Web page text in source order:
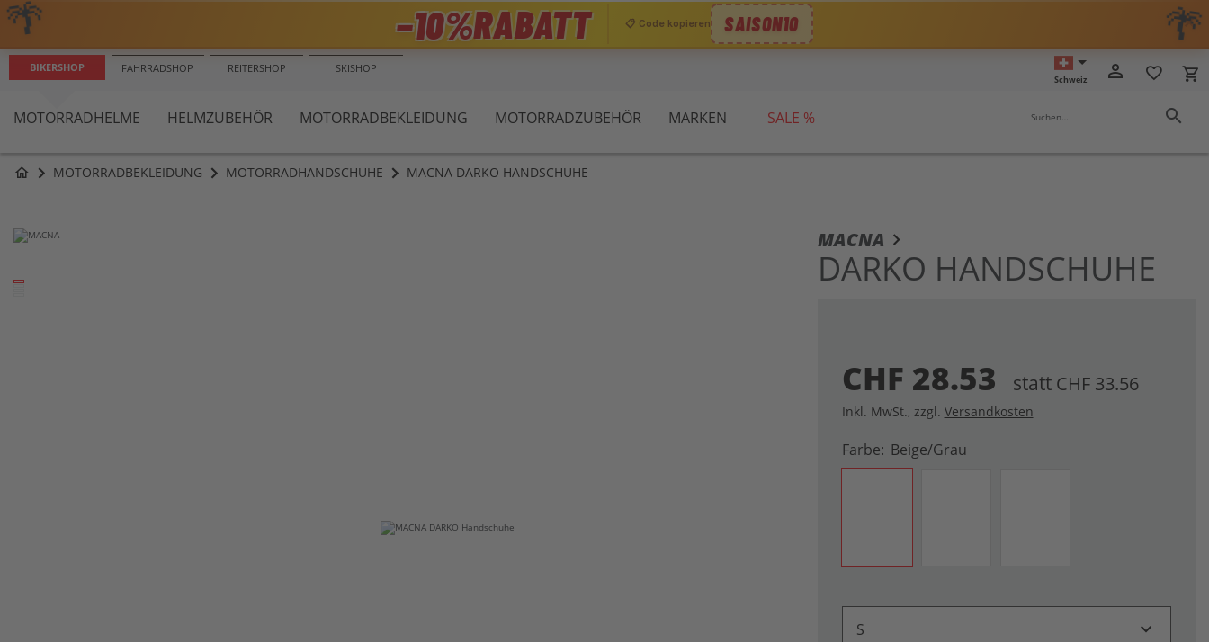
☀️ −10 %CODE: SAISON10
EXPRESS VERSAND 100 TAGE RÜCKGABERECHT MOTOVLOG
BIKERSHOP FAHRRADSHOP REITERSHOP SKISHOP
Schweiz person_outline favorite_border local_grocery_store
Suchen… search
MOTORRADHELME HELMZUBEHÖR MOTORRADBEKLEIDUNG MOTORRADZUBEHÖR MARKEN SALE %
home MOTORRADBEKLEIDUNG MOTORRADHANDSCHUHE MACNA DARKO HANDSCHUHE
MACNA
DARKO HANDSCHUHE
CHF 28.53 statt CHF 33.56
Inkl. MwSt., zzgl. Versandkosten
Farbe Beige/grau
S
Zum
Bildergalerie
Anfang
Bildergalerie